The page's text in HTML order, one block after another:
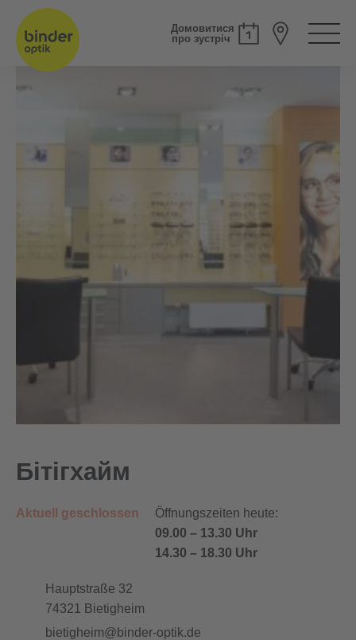
Домовитися
про зустріч
Бітігхайм
Aktuell geschlossen
Öffnungszeiten heute:
09.00 – 13.30 Uhr
14.30 – 18.30 Uhr
Hauptstraße 32
74321
Bietigheim
bietigheim@binder-optik.de